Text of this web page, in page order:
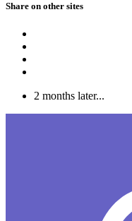
Share on other sites
2 months later...